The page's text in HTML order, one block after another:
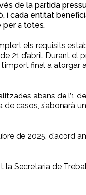
de la partida
i cada entitat
per a totes.
els requisits
21 d’abril. Durant el
l’import final a
abans de l’1
casos, s’abonarà
de 2025, d’acord
Secretaria de